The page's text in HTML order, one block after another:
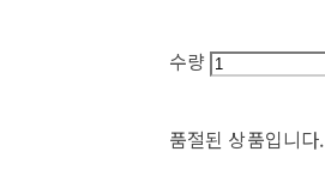
수량
품절된 상품입니다.